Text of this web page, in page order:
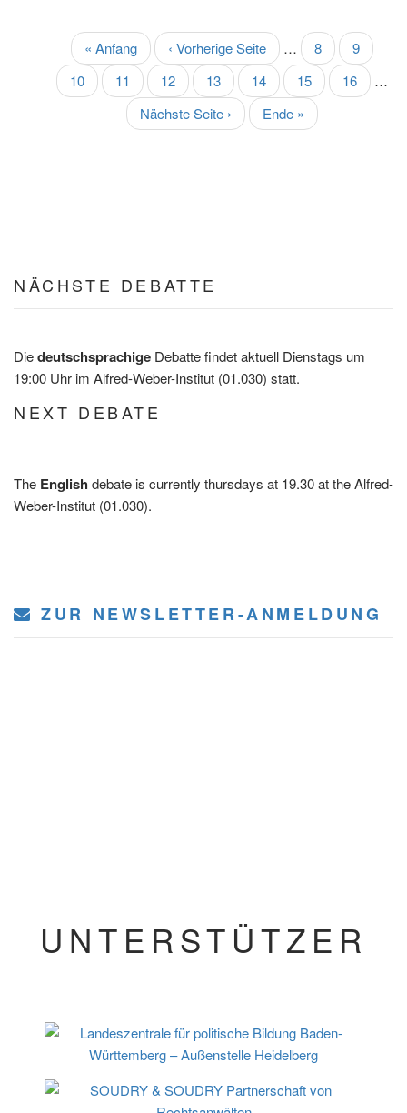
SEITENNUMMERIERUNG
Erste
Seite
« Anfang
Vorherige
Seite
‹ Vorherige Seite … Seite
8 Seite
9
Seite
10 Seite
11
Aktuelle
Seite
12 Seite
13 Seite
14 Seite
15 Seite
16
…
Nächste
Seite
Nächste Seite ›
Letzte
Seite
Ende »
NÄCHSTE DEBATTE
Diedeutschsprachige Debatte findet aktuell Dienstags um
19:00 Uhr im Alfred-Weber-Institut (01.030) statt.
NEXT DEBATE
The English debate is currently thursdays at 19.30 at the Alfred-
Weber-Institut (01.030).
ZUR NEWSLETTER-ANMELDUNG
UNTERSTÜTZER